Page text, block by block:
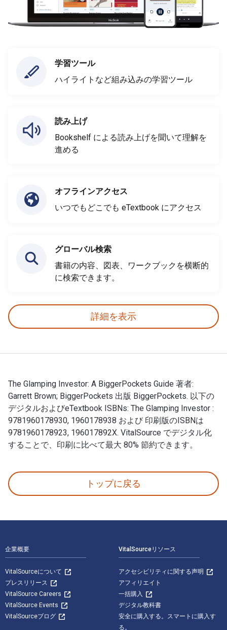
学習ツール
ハイライトなど組み込みの学習ツール
読み上げ
Bookshelf による読み上げを聞いて理解を
進める
オフラインアクセス
いつでもどこでも eTextbook にアクセス
グローバル検索
書籍の内容、図表、ワークブックを横断的
に検索できます。
詳細を表示
The Glamping Investor: A BiggerPockets Guide 著者:
Garrett Brown; BiggerPockets 出版 BiggerPockets. 以下の
デジタルおよびeTextbook ISBNs: The Glamping Investor :
9781960178930, 1960178938 および 印刷版のISBNは
9781960178923, 196017892X. VitalSource でデジタル化
することで、印刷に比べて最大 80% 節約できます。
トップに戻る
企業概要
VitalSourceについて
プレスリリース
VitalSource Careers
VitalSource Events
VitalSourceブログ
VitalSourceリソース
アクセシビリティに関する声明
アフィリエイト
一括購入
デジタル教科書
安全に購入する。スマートに購入す
る。